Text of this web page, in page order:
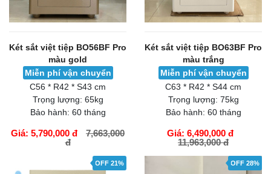
Két sắt việt tiệp BO56BF Pro
màu gold
Miễn phí vận chuyển
C56 * R42 * S43 cm
Trọng lượng: 65kg
Bảo hành: 60 tháng
Giá: 5,790,000 đ
7,663,000
đ
Két sắt việt tiệp BO63BF Pro
màu trắng
Miễn phí vận chuyển
C63 * R42 * S44 cm
Trọng lượng: 75kg
Bảo hành: 60 tháng
Giá: 6,490,000 đ
11,963,000 đ
GIỎ HÀNG
OFF 21% OFF 28%